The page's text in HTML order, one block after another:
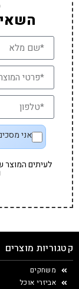
אני
לעיתים המוצר
קטגוריות מוצרים
משחקים
אביזרי אוכל